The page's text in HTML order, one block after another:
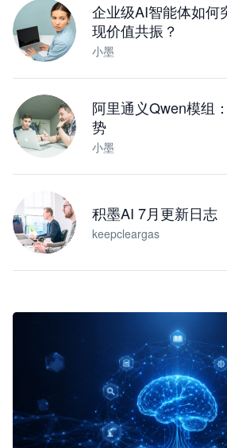
企业级AI智能体如何
现价值共振？
小墨
阿里通义Qwen模组
势
小墨
积墨AI 7月更新日志
keepcleargas